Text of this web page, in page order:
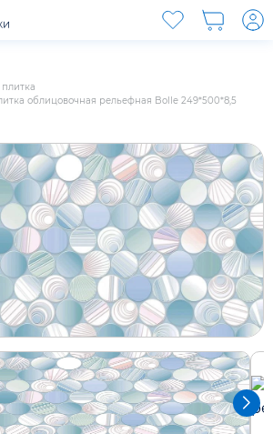
облицовочная рельефная Bolle 249*500*8,5